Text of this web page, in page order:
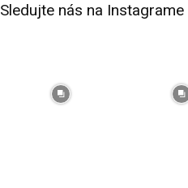
Sledujte nás na Instagrame